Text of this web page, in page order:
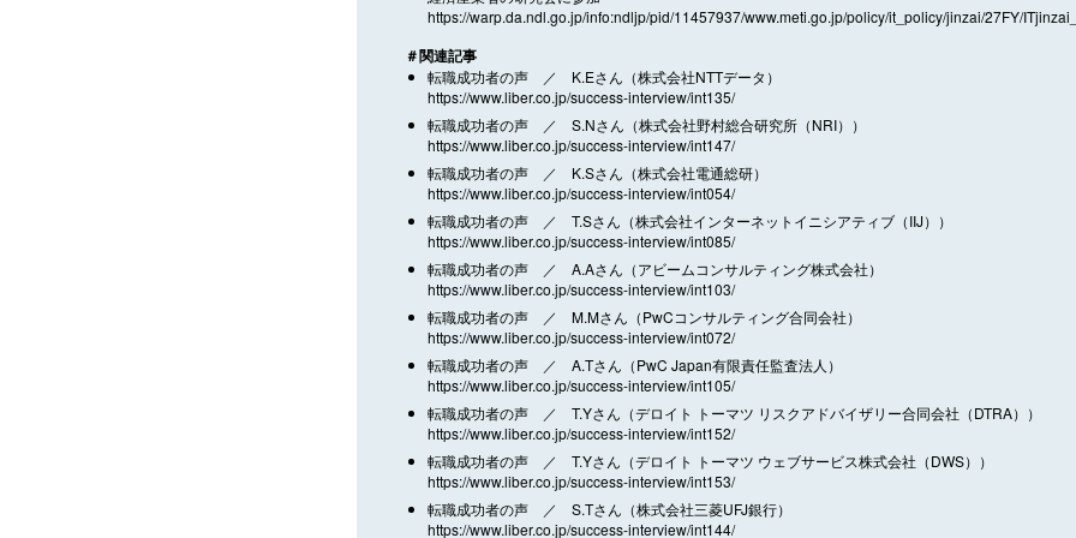
https://warp.da.ndl.go.jp/info:ndljp/pid/11457937/www.meti.go.jp/policy/it_policy/jinzai/27FY/
＃関連記事
転職成功者の声 ／ K.Eさん（株式会社NTTデータ）
https://www.liber.co.jp/success-interview/int135/
転職成功者の声 ／ S.Nさん（株式会社野村総合研究所（NRI））
https://www.liber.co.jp/success-interview/int147/
転職成功者の声 ／ K.Sさん（株式会社電通総研）
https://www.liber.co.jp/success-interview/int054/
転職成功者の声 ／ T.Sさん（株式会社インターネットイニシアティブ（IIJ））
https://www.liber.co.jp/success-interview/int085/
転職成功者の声 ／ A.Aさん（アビームコンサルティング株式会社）
https://www.liber.co.jp/success-interview/int103/
転職成功者の声 ／ M.Mさん（PwCコンサルティング合同会社）
https://www.liber.co.jp/success-interview/int072/
転職成功者の声 ／ A.Tさん（PwC Japan有限責任監査法人）
https://www.liber.co.jp/success-interview/int105/
転職成功者の声 ／ T.Yさん（デロイト トーマツ リスクアドバイザリー合同会社（DTRA））
https://www.liber.co.jp/success-interview/int152/
転職成功者の声 ／ T.Yさん（デロイト トーマツ ウェブサービス株式会社（DWS））
https://www.liber.co.jp/success-interview/int153/
転職成功者の声 ／ S.Tさん（株式会社三菱UFJ銀行）
https://www.liber.co.jp/success-interview/int144/